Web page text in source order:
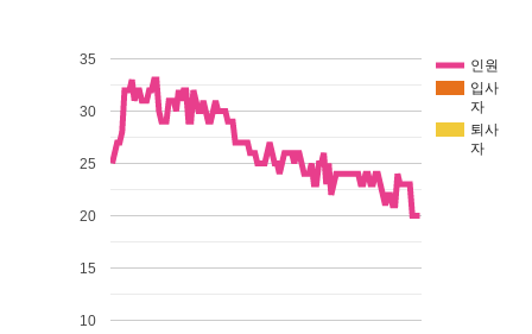
인원
입사
자
퇴사
자
10
15
20
25
30
35